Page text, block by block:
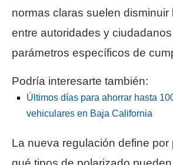
normas claras suelen disminuir
entre autoridades y
parámetros específicos de
Podría interesarte también:
Últimos días para ahorrar hasta
vehiculares en Baja California
La nueva regulación define por